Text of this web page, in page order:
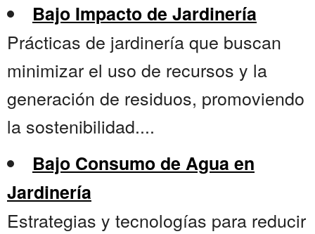
Bajo Impacto de Jardinería
Prácticas de jardinería que buscan
minimizar el uso de recursos y la
generación de residuos, promoviendo
la sostenibilidad....
Bajo Consumo de Agua en
Jardinería
Estrategias y tecnologías para reducir